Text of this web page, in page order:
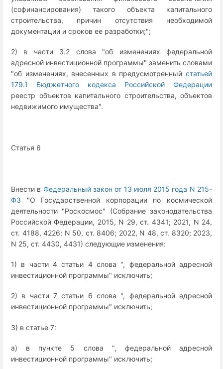
(софинансирования) такого объекта капитального
строительства, причин отсутствия необходимой
документации и сроков ее разработки;";
2) в части 3.2 слова "об изменениях федеральной
адресной инвестиционной программы" заменить словами
"об изменениях, внесенных в предусмотренный статьей
179.1 Бюджетного кодекса Российской Федерации
реестр объектов капитального строительства, объектов
недвижимого имущества".
Статья 6
Внести в Федеральный закон от 13 июля 2015 года N 215-
ФЗ "О Государственной корпорации по космической
деятельности "Роскосмос" (Собрание законодательства
Российской Федерации, 2015, N 29, ст. 4341; 2021, N 24,
ст. 4188, 4226; N 50, ст. 8406; 2022, N 48, ст. 8320; 2023,
N 25, ст. 4430, 4431) следующие изменения:
1) в части 4 статьи 4 слова ", федеральной адресной
инвестиционной программы" исключить;
2) в части 7 статьи 6 слова ", федеральной адресной
инвестиционной программы" исключить;
3) в статье 7:
а) в пункте 5 слова ", федеральной адресной
инвестиционной программы" исключить;